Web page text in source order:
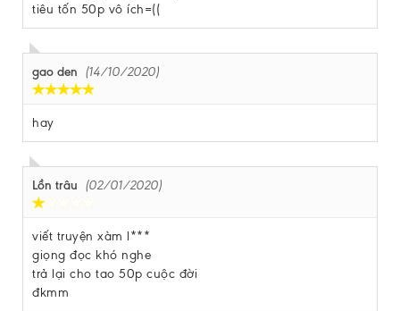
tiêu tốn 50p vô ích=((
gao den (14/10/2020)
hay
Lồn trâu (02/01/2020)
viết truyện xàm l***
giọng đọc khó nghe
trả lại cho tao 50p cuộc đời
đkmm